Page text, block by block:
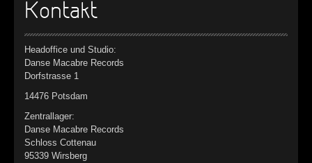
Kontakt
Headoffice und Studio:
Danse Macabre Records
Dorfstrasse 1
14476 Potsdam
Zentrallager:
Danse Macabre Records
Schloss Cottenau
95339 Wirsberg